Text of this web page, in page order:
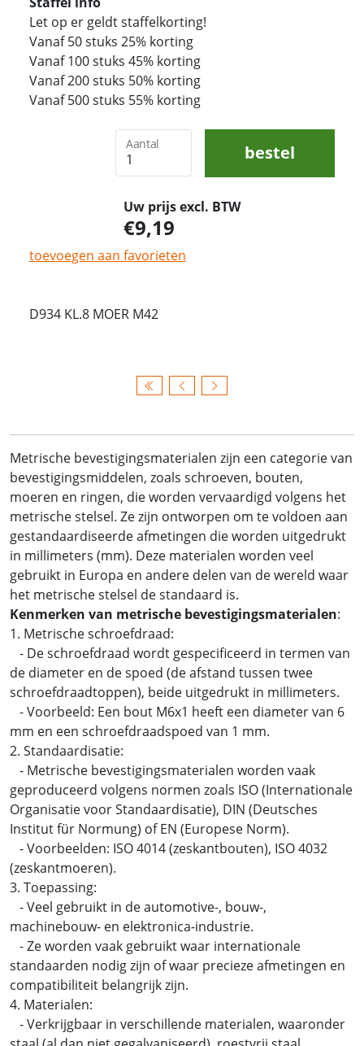
Let op er geldt staffelkorting!
Vanaf 50 stuks 25% korting
Vanaf 100 stuks 45% korting
Vanaf 200 stuks 50% korting
Vanaf 500 stuks 55% korting
Aantal bestel
Uw prijs excl. BTW
9,19
toevoegen aan favorieten
D934 KL.8 MOER M42
Metrische bevestigingsmaterialen zijn een categorie van
bevestigingsmiddelen, zoals schroeven, bouten,
moeren en ringen, die worden vervaardigd volgens het
metrische stelsel. Ze zijn ontworpen om te voldoen aan
gestandaardiseerde afmetingen die worden uitgedrukt
in millimeters (mm). Deze materialen worden veel
gebruikt in Europa en andere delen van de wereld waar
het metrische stelsel de standaard is.
Kenmerken van metrische bevestigingsmaterialen:
1. Metrische schroefdraad:
- De schroefdraad wordt gespecificeerd in termen van
de diameter en de spoed (de afstand tussen twee
schroefdraadtoppen), beide uitgedrukt in millimeters.
- Voorbeeld: Een bout M6x1 heeft een diameter van 6
mm en een schroefdraadspoed van 1 mm.
2. Standaardisatie:
- Metrische bevestigingsmaterialen worden vaak
geproduceerd volgens normen zoals ISO (Internationale
Organisatie voor Standaardisatie), DIN (Deutsches
Institut für Normung) of EN (Europese Norm).
- Voorbeelden: ISO 4014 (zeskantbouten), ISO 4032
(zeskantmoeren).
3. Toepassing:
- Veel gebruikt in de automotive-, bouw-,
machinebouw- en elektronica-industrie.
- Ze worden vaak gebruikt waar internationale
standaarden nodig zijn of waar precieze afmetingen en
compatibiliteit belangrijk zijn.
4. Materialen:
- Verkrijgbaar in verschillende materialen, waaronder